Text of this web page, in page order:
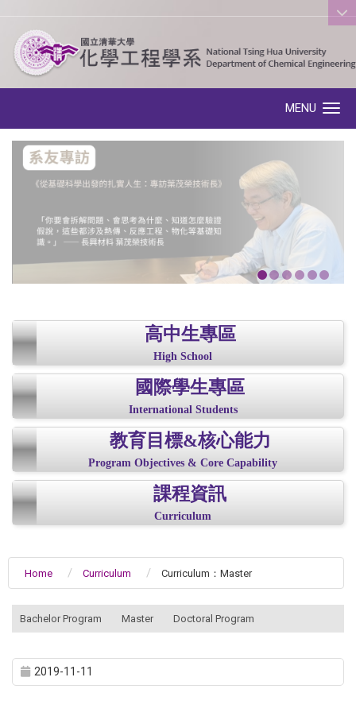
:::
MENU
高中生專區
High School
國際學生專區
International Students
教育目標&核心能力
Program Objectives & Core Capability
課程資訊
Curriculum
Home Curriculum Curriculum：Master
Bachelor Program Master Doctoral Program
2019-11-11